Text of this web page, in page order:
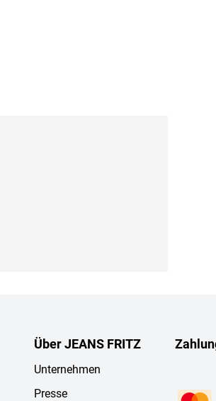
Über JEANS FRITZ
Unternehmen
Presse